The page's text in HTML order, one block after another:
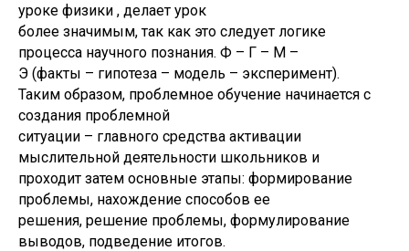
уроке физики , делает урок
более значимым, так как это следует логике
процесса научного познания. Ф – Г – М –
Э (факты – гипотеза – модель – эксперимент).
Таким образом, проблемное обучение начинается с
создания проблемной
ситуации – главного средства активации
мыслительной деятельности школьников и
проходит затем основные этапы: формирование
проблемы, нахождение способов ее
решения, решение проблемы, формулирование
выводов, подведение итогов.